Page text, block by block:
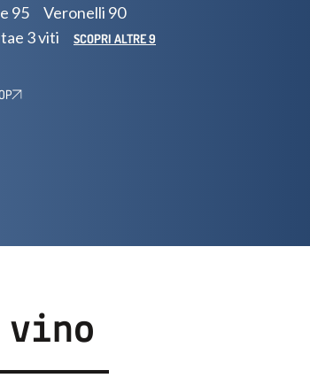
95
Veronelli 90
3 viti SCOPRI ALTRE 9